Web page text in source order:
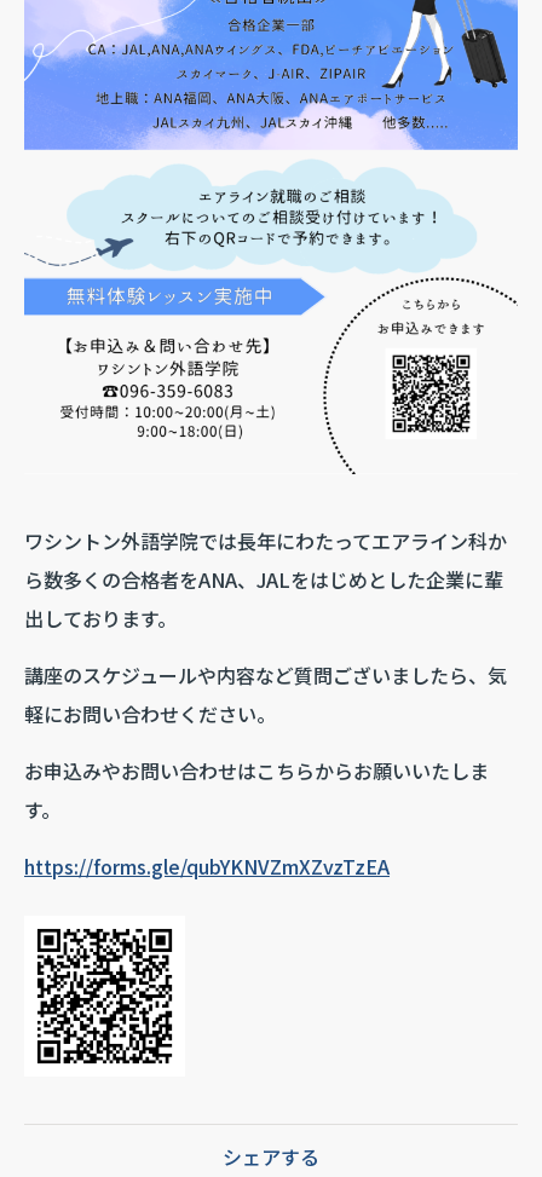
ワシントン外語学院では長年にわたってエアライン科か
ら数多くの合格者をANA、JALをはじめとした企業に輩
出しております。
講座のスケジュールや内容など質問ございましたら、気
軽にお問い合わせください。
お申込みやお問い合わせはこちらからお願いいたしま
す。
https://forms.gle/qubYKNVZmXZvzTzEA
シェアする